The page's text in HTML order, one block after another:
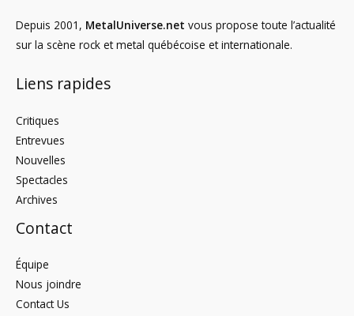
Depuis 2001, MetalUniverse.net vous propose toute l’actualité
sur la scène rock et metal québécoise et internationale.
Liens rapides
Critiques
Entrevues
Nouvelles
Spectacles
Archives
Contact
Équipe
Nous joindre
Contact Us